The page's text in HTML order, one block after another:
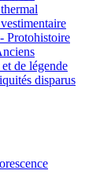
Protohistoire
de légende
disparus